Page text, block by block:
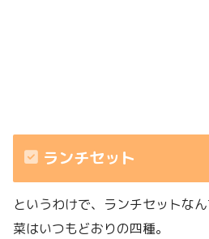
ランチセット
というわけで、ランチセットな
菜はいつもどおりの四種。